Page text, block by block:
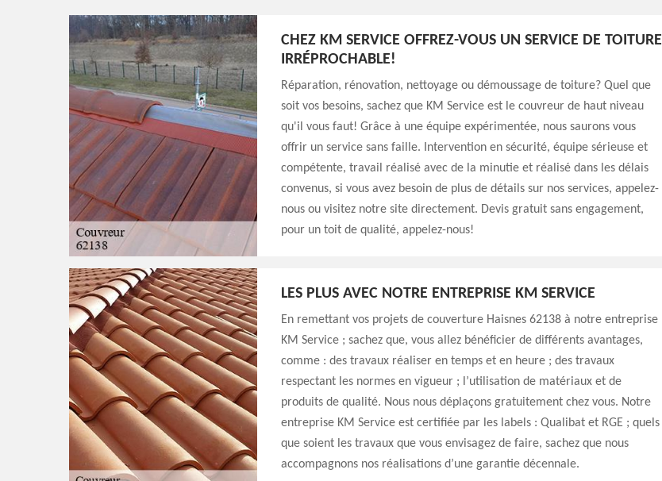
CHEZ KM SERVICE OFFREZ-VOUS UN SERVICE DE TOITURE
IRRÉPROCHABLE!
Réparation, rénovation, nettoyage ou démoussage de toiture? Quel que
soit vos besoins, sachez que KM Service est le couvreur de haut niveau
qu'il vous faut! Grâce à une équipe expérimentée, nous saurons vous
offrir un service sans faille. Intervention en sécurité, équipe sérieuse et
compétente, travail réalisé avec de la minutie et réalisé dans les délais
convenus, si vous avez besoin de plus de détails sur nos services, appelez-
nous ou visitez notre site directement. Devis gratuit sans engagement,
pour un toit de qualité, appelez-nous!
LES PLUS AVEC NOTRE ENTREPRISE KM SERVICE
En remettant vos projets de couverture Haisnes 62138 à notre entreprise
KM Service ; sachez que, vous allez bénéficier de différents avantages,
comme : des travaux réaliser en temps et en heure ; des travaux
respectant les normes en vigueur ; l’utilisation de matériaux et de
produits de qualité. Nous nous déplaçons gratuitement chez vous. Notre
entreprise KM Service est certifiée par les labels : Qualibat et RGE ; quels
que soient les travaux que vous envisagez de faire, sachez que nous
accompagnons nos réalisations d’une garantie décennale.